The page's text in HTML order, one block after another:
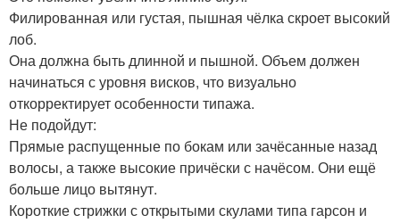
Филированная или густая, пышная чёлка скроет высокий
лоб.
Она должна быть длинной и пышной. Объем должен
начинаться с уровня висков, что визуально
откорректирует особенности типажа.
Не подойдут:
Прямые распущенные по бокам или зачёсанные назад
волосы, а также высокие причёски с начёсом. Они ещё
больше лицо вытянут.
Короткие стрижки с открытыми скулами типа гарсон и